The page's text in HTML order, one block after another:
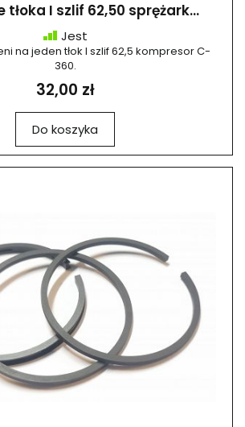
tłoka I szlif 62,50 sprężark...
Jest
na jeden tłok I szlif 62,5 kompresor C-
360.
32,00 zł
Do koszyka